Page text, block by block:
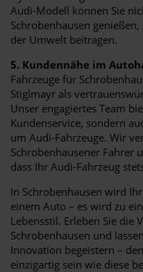
Audi-Modell können Sie
Schrobenhausen
der Umwelt beitragen.
5. Kundennähe im
Fahrzeuge für
Stiglmayr als
Unser engagiertes Team
Kundenservice, sondern
um Audi-Fahrzeuge. Wir
Schrobenhausener Fahrer
dass Ihr Audi-Fahrzeug
In Schrobenhausen wird
einem Auto – es wird zu
Lebensstil. Erleben Sie die
Schrobenhausen und
Innovation begeistern –
einzigartig sein wie diese